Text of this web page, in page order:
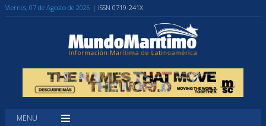
Viernes, 07 de Agosto de 2026 | ISSN 0719-241X
MENU